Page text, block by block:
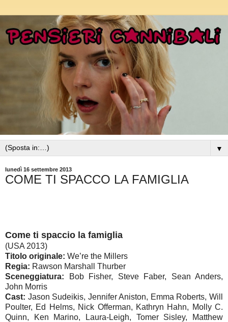
▼
lunedì 16 settembre 2013
COME TI SPACCO LA FAMIGLIA
Come ti spaccio la famiglia
(USA 2013)
Titolo originale: We’re the Millers
Regia: Rawson Marshall Thurber
Sceneggiatura:
Bob Fisher, Steve Faber, Sean Anders,
John Morris
Cast: Jason Sudeikis, Jennifer Aniston, Emma Roberts, Will
Poulter, Ed Helms, Nick Offerman, Kathryn Hahn, Molly C.
Quinn, Ken Marino, Laura-Leigh, Tomer Sisley, Matthew